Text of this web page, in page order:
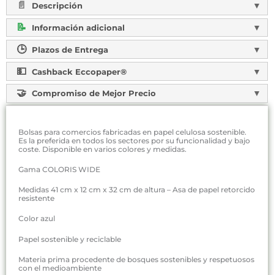
Descripción
Información adicional
Plazos de Entrega
Cashback Eccopaper®
Compromiso de Mejor Precio
Bolsas para comercios fabricadas en papel celulosa sostenible.
Es la preferida en todos los sectores por su funcionalidad y bajo
coste. Disponible en varios colores y medidas.
Gama COLORIS WIDE
Medidas 41 cm x 12 cm x 32 cm de altura – Asa de papel retorcido
resistente
Color azul
Papel sostenible y reciclable
Materia prima procedente de bosques sostenibles y respetuosos
con el medioambiente